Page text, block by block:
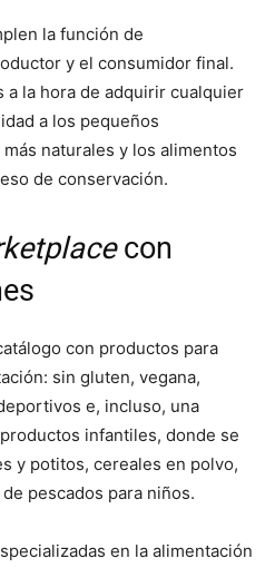
la función de
y el consumidor final.
a la hora de adquirir cualquier
a los pequeños
naturales y los alimentos
de conservación.
con
con productos para
sin gluten, vegana,
e, incluso, una
infantiles, donde se
y potitos, cereales en polvo,
pescados para niños.
en la alimentación